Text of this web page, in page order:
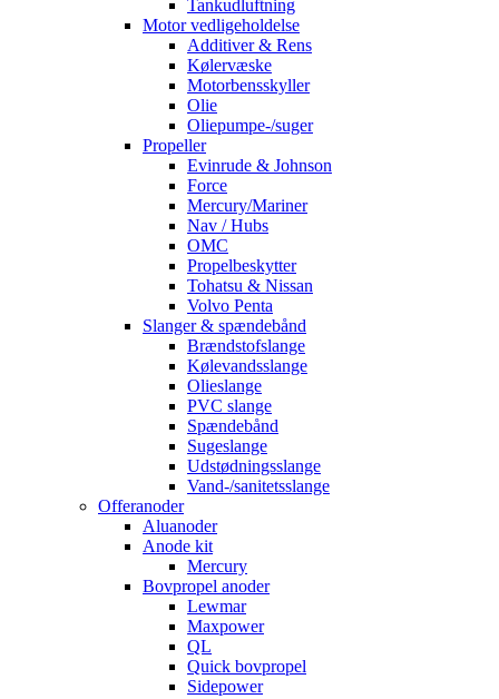
Tankudluftning
Motor vedligeholdelse
Additiver & Rens
Kølervæske
Motorbensskyller
Olie
Oliepumpe-/suger
Propeller
Evinrude & Johnson
Force
Mercury/Mariner
Nav / Hubs
OMC
Propelbeskytter
Tohatsu & Nissan
Volvo Penta
Slanger & spændebånd
Brændstofslange
Kølevandsslange
Olieslange
PVC slange
Spændebånd
Sugeslange
Udstødningsslange
Vand-/sanitetsslange
Offeranoder
Aluanoder
Anode kit
Mercury
Bovpropel anoder
Lewmar
Maxpower
QL
Quick bovpropel
Sidepower